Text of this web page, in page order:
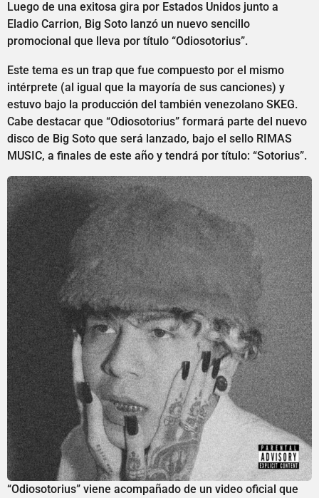
Luego de una exitosa gira por Estados Unidos junto a
Eladio Carrion, Big Soto lanzó un nuevo sencillo
promocional que lleva por título “Odiosotorius”.
Este tema es un trap que fue compuesto por el mismo
intérprete (al igual que la mayoría de sus canciones) y
estuvo bajo la producción del también venezolano SKEG.
Cabe destacar que “Odiosotorius” formará parte del nuevo
disco de Big Soto que será lanzado, bajo el sello RIMAS
MUSIC, a finales de este año y tendrá por título: “Sotorius”.
“Odiosotorius” viene acompañado de un video oficial que